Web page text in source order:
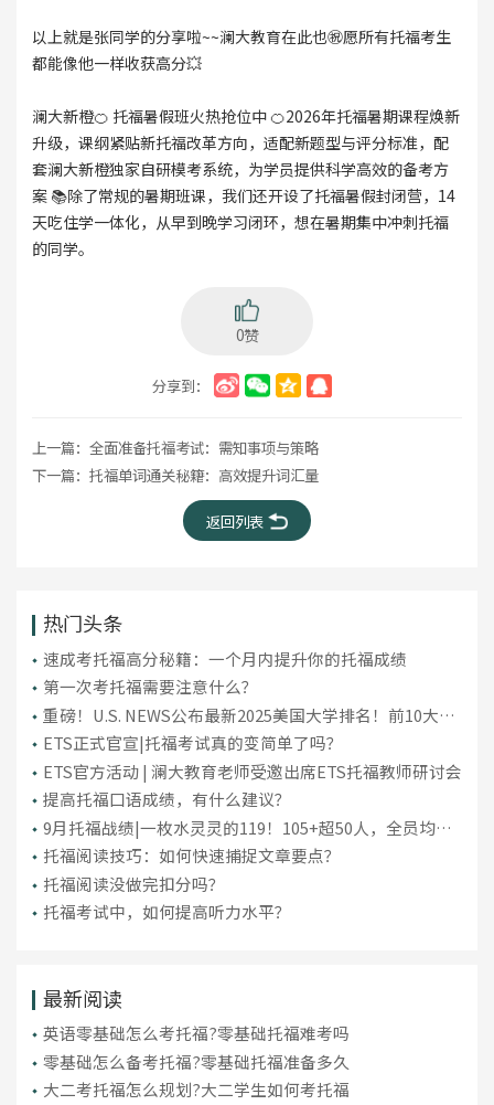
以上就是张同学的分享啦~~澜大教育在此也㊗️愿所有托福考生
都能像他一样收获高分💥
澜大新橙🍊 托福暑假班火热抢位中 🍊2026年托福暑期课程焕新
升级，课纲紧贴新托福改革方向，适配新题型与评分标准，配
套澜大新橙独家自研模考系统，为学员提供科学高效的备考方
案 📚除了常规的暑期班课，我们还开设了托福暑假封闭营，14
天吃住学一体化，从早到晚学习闭环，想在暑期集中冲刺托福
的同学。
0赞
分享到：
上一篇： 全面准备托福考试：需知事项与策略
下一篇： 托福单词通关秘籍：高效提升词汇量
返回列表
热门头条
​速成考托福高分秘籍：一个月内提升你的托福成绩
第一次考托福需要注意什么？
重磅！U.S. NEWS公布最新2025美国大学排名！前10大洗
牌，纽大重回TOP30！
ETS正式官宣|托福考试真的变简单了吗？
ETS官方活动 | 澜大教育老师受邀出席ETS托福教师研讨会
提高托福口语成绩，有什么建议？
9月托福战绩|一枚水灵灵的119！105+超50人，全员均分
破百！
托福阅读技巧：如何快速捕捉文章要点？
托福阅读没做完扣分吗？
托福考试中，如何提高听力水平？
最新阅读
英语零基础怎么考托福?零基础托福难考吗
零基础怎么备考托福?零基础托福准备多久
大二考托福怎么规划?大二学生如何考托福